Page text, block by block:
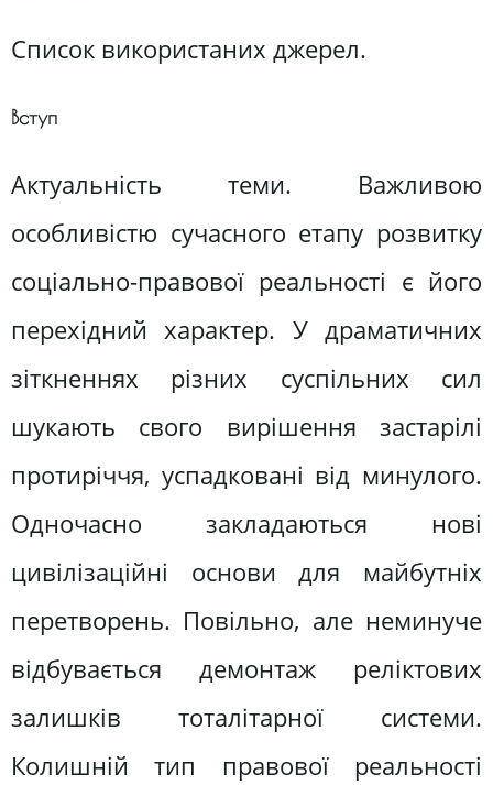
Список використаних джерел.
Вступ
Актуальність теми. Важливою
особливістю сучасного етапу розвитку
соціально-правової реальності є його
перехідний характер. У драматичних
зіткненнях різних суспільних сил
шукають свого вирішення застарілі
протиріччя, успадковані від минулого.
Одночасно закладаються нові
цивілізаційні основи для майбутніх
перетворень. Повільно, але неминуче
відбувається демонтаж реліктових
залишків тоталітарної системи.
Колишній тип правової реальності